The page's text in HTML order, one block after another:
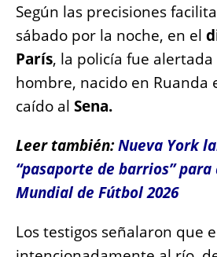
Según las precisiones
sábado por la noche, en el
París, la policía fue
hombre, nacido en Ruanda
caído al Sena.
Leer también:Nueva York
“pasaporte de barrios”
Mundial de Fútbol 2026
Los testigos señalaron que